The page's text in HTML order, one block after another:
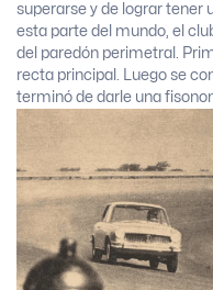
superarse y de lograr tener
esta parte del mundo, el
del paredón perimetral.
recta principal. Luego se
terminó de darle una